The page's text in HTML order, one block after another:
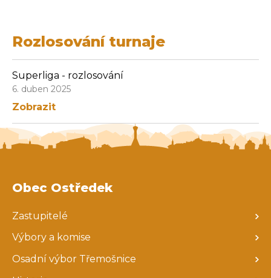
Rozlosování turnaje
Superliga - rozlosování
6. duben 2025
Zobrazit
Obec Ostředek
Zastupitelé
Výbory a komise
Osadní výbor Třemošnice